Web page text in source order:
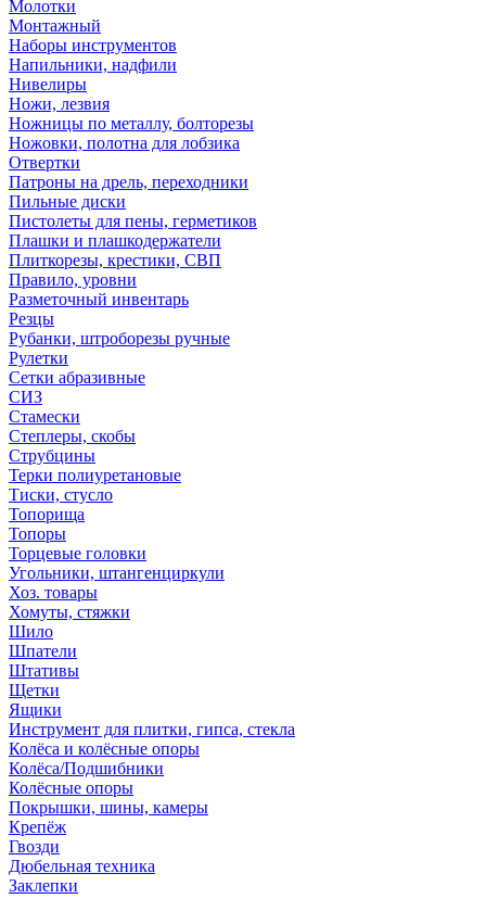
Молотки
Монтажный
Наборы инструментов
Напильники, надфили
Нивелиры
Ножи, лезвия
Ножницы по металлу, болторезы
Ножовки, полотна для лобзика
Отвертки
Патроны на дрель, переходники
Пильные диски
Пистолеты для пены, герметиков
Плашки и плашкодержатели
Плиткорезы, крестики, СВП
Правило, уровни
Разметочный инвентарь
Резцы
Рубанки, штроборезы ручные
Рулетки
Сетки абразивные
СИЗ
Стамески
Степлеры, скобы
Струбцины
Терки полиуретановые
Тиски, стусло
Топорища
Топоры
Торцевые головки
Угольники, штангенциркули
Хоз. товары
Хомуты, стяжки
Шило
Шпатели
Штативы
Щетки
Ящики
Инструмент для плитки, гипса, стекла
Колёса и колёсные опоры
Колёса/Подшибники
Колёсные опоры
Покрышки, шины, камеры
Крепёж
Гвозди
Дюбельная техника
Заклепки